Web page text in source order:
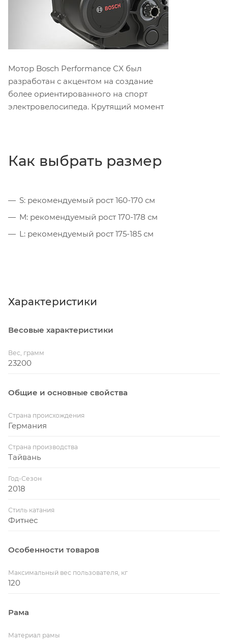
Мотор Bosch Performance CX был
разработан с акцентом на создание
более ориентированного на спорт
электровелосипеда. Крутящий момент
Как выбрать размер
S: рекомендуемый рост 160-170 см
M: рекомендуемый рост 170-178 см
L: рекомендуемый рост 175-185 см
Характеристики
Весовые характеристики
Вес, грамм
23200
Общие и основные свойства
Страна происхождения
Германия
Страна производства
Тайвань
Год-Сезон
2018
Стиль катания
Фитнес
Особенности товаров
Максимальный вес пользователя, кг
120
Рама
Материал рамы